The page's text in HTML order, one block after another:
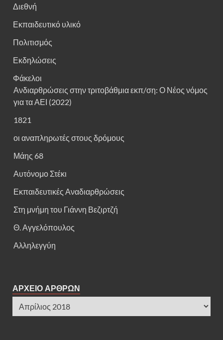
Διεθνή
Εκπαιδευτικό υλικό
Πολιτισμός
Εκδηλώσεις
Φάκελοι
Ανδιαρθρώσεις στην τριτοβάθμια εκπ/ση: Ο Νέος νόμος
για τα ΑΕΙ (2022)
1821
οι αναπληρωτές στους δρόμους
Μάης 68
Αυτόνομο Στέκι
Εκπαιδευτικές Αναδιαρθρώσεις
Στη μνήμη του Γιάννη Βεζιρτζή
Θ. Αγγελόπουλος
Αλληλεγγύη
ΑΡΧΕΙΟ ΑΡΘΡΩΝ